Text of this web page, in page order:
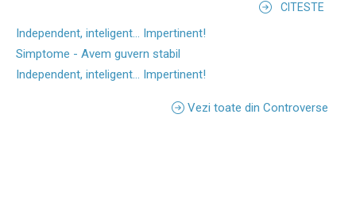
CITESTE
Independent, inteligent... Impertinent!
Simptome - Avem guvern stabil
Independent, inteligent... Impertinent!
Vezi toate din Controverse